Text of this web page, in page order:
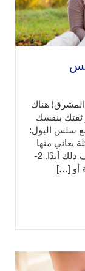
هناك
بنفسك
البول:
منها
الكثير من الأشخاص حولك ولكنك لن تعرف ذلك أبدًا. 2-
[…]